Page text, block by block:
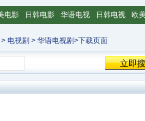
电影 日韩电影 华语电视 日韩电视 欧
> 电视剧 > 华语电视剧>下载页面